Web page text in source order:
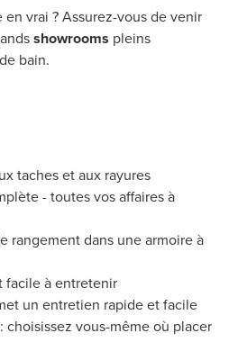
vrai ? Assurez-vous de venir
showrooms pleins
bain.
taches et aux rayures
- toutes vos affaires à
rangement dans une armoire à
facile à entretenir
un entretien rapide et facile
choisissez vous-même où placer